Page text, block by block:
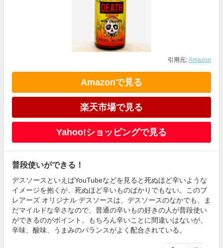
引用元: Amazon
Amazonで見る
楽天市場で見る
Yahoo!ショッピングで見る
普段使いができる！
デスソースといえばYouTubeなどを見ると死ぬほど辛いような
イメージを抱くが、死ぬほど辛いものばかりでもない。このブ
レアーズ オリジナル デスソースは、デスソースのなかでも、ま
だマイルドな辛さなので、普通の辛いもの好きの人が普段使い
ができるのがポイント。もちろん辛いことに間違いはないが、
辛味、酸味、うまみのバランスがよく配合されている。